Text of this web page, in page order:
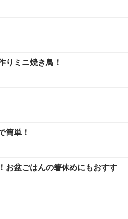
りミニ焼き鳥！
簡単！
お盆ごはんの箸休めにもおすす